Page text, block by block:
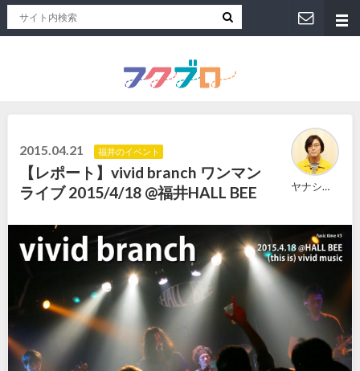
2015.04.21 福井のイベント
【レポート】vivid branch ワンマン
ライブ 2015/4/18 @福井HALL BEE
ヤナショー